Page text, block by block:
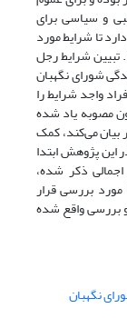
و سیاسی برای
تا شرایط مورد
تبیین شرایط رجل
شورای نگهبان
واجد شرایط را
مصوبه یاد شده
بیان می‌کند، کمک
این پژوهش ابتدا
ذکر شده،
بررسی قرار
بررسی واقع شده
نگهبان